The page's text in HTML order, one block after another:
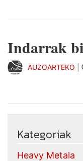
Indarrak
AUZOARTEKO
Kategoriak
Heavy Metala